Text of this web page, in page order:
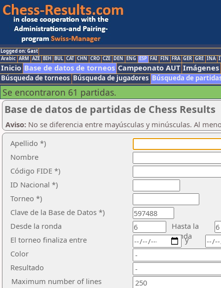
Logged on: Gast
Arabic ARM AZE BIH BUL CAT CHN CRO CZE DEN ENG ESP FAI FIN FRA GER GRE INA
Inicio Base de datos de torneos Campeonato AUT Imágenes
Búsqueda de torneos Búsqueda de jugadores Búsqueda de
Se encontraron 61 partidas.
Base de datos de partidas de Chess Results
Aviso: No se diferencia entre mayúsculas y minúsculas. Al
Apellido *)
Nombre
Código FIDE *)
ID Nacional *)
Torneo *)
Clave de la Base de Datos *)
Desde la ronda
Hasta la
ronda
El torneo finaliza entre
Color
Resultado
y
Maximum number of lines